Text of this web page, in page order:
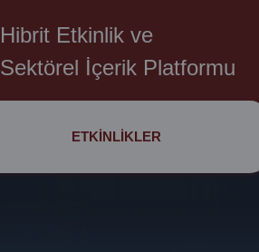
Hibrit Etkinlik ve
Sektörel İçerik Platformu
ETKINLIKLER